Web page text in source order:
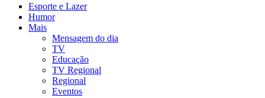
Esporte e Lazer
Humor
Mais
Mensagem do dia
TV
Educação
TV Regional
Regional
Eventos